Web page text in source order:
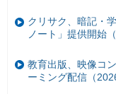
クリサク、暗記・
ノート」提供開始
教育出版、映像コ
ーミング配信（